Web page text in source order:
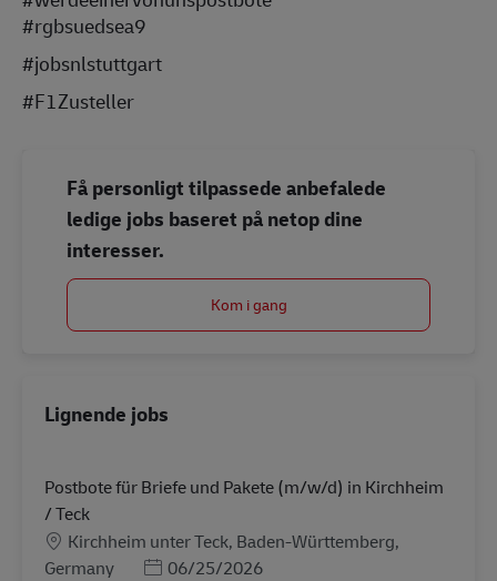
#rgbsuedsea9
#jobsnlstuttgart
#F1Zusteller
Få personligt tilpassede anbefalede
ledige jobs baseret på netop dine
interesser.
Kom i gang
Lignende jobs
Postbote für Briefe und Pakete (m/w/d) in Kirchheim
/ Teck
Lokation
Kirchheim unter Teck, Baden-Württemberg,
Germany
Posted Date
06/25/2026